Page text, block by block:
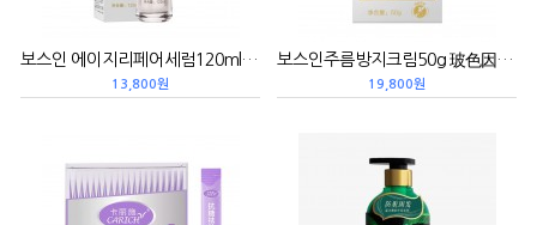
보스인 에이지리페어세럼120ml 玻色因焕颜菁华水
13,800원
보스인주름방지크림50g 玻色因抗皱面霜
19,800원